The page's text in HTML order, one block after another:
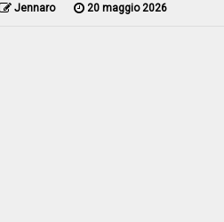
Jennaro 20 maggio 2026